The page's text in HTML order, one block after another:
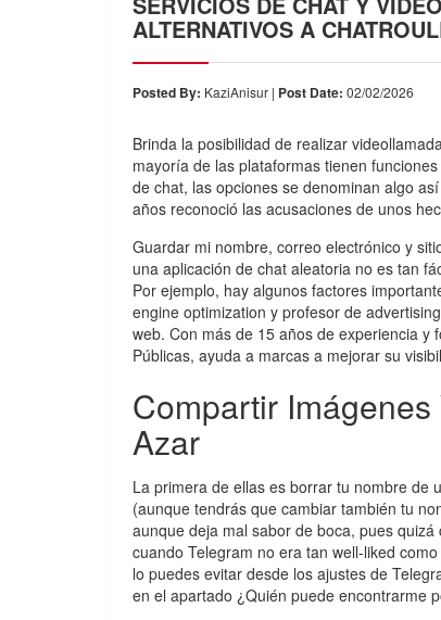
ALTERNATIVOS A
Posted By: KaziAnisur | Post Date: 02/02/2026
Brinda la posibilidad de realizar
mayoría de las plataformas tienen
de chat, las opciones se denominan algo
años reconoció las acusaciones de unos
Guardar mi nombre, correo electrónico y
una aplicación de chat aleatoria no es tan
Por ejemplo, hay algunos factores
engine optimization y profesor de
web. Con más de 15 años de experiencia y
Públicas, ayuda a marcas a mejorar su
Compartir
Azar
La primera de ellas es borrar tu nombre de
(aunque tendrás que cambiar también tu
aunque deja mal sabor de boca, pues
cuando Telegram no era tan well-liked
lo puedes evitar desde los ajustes de
en el apartado ¿Quién puede encontrarme